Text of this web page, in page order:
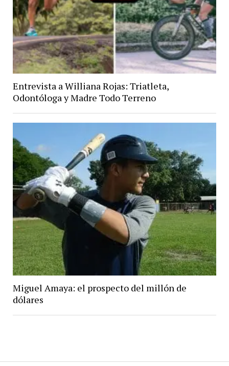
Entrevista a Williana Rojas: Triatleta,
Odontóloga y Madre Todo Terreno
Miguel Amaya: el prospecto del millón de
dólares